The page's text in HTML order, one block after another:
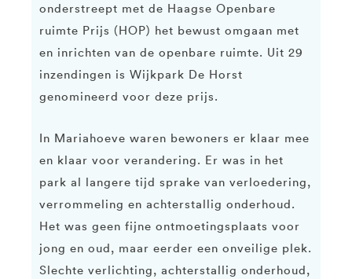
onderstreept met de Haagse Openbare
ruimte Prijs (HOP) het bewust omgaan met
en inrichten van de openbare ruimte. Uit 29
inzendingen is Wijkpark De Horst
genomineerd voor deze prijs.
In Mariahoeve waren bewoners er klaar mee
en klaar voor verandering. Er was in het
park al langere tijd sprake van verloedering,
verrommeling en achterstallig onderhoud.
Het was geen fijne ontmoetingsplaats voor
jong en oud, maar eerder een onveilige plek.
Slechte verlichting, achterstallig onderhoud,